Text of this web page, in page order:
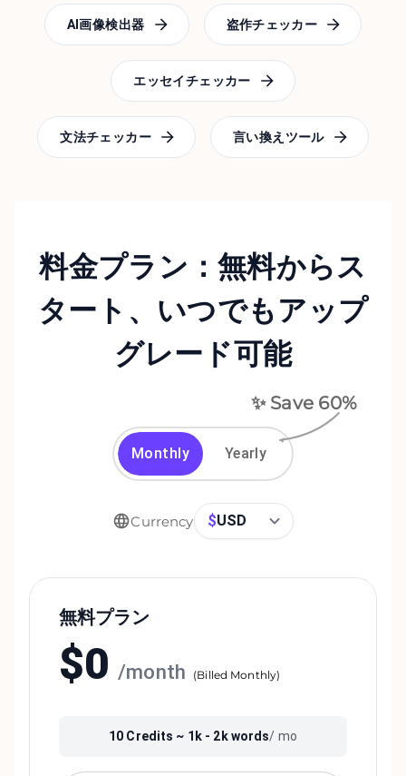
AI画像検出器 盗作チェッカー
エッセイチェッカー
文法チェッカー 言い換えツール
料金プラン：無料からス
タート、いつでもアップ
グレード可能
✨ Save 60%
Monthly Yearly
Currency $USD
無料プラン
$0 /month (Billed Monthly)
10 Credits ~ 1k - 2kwords/ mo